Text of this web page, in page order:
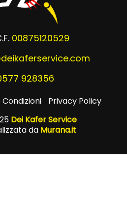
00875120529
928356
Privacy Policy
Dei Kafer Service
da Murana.it